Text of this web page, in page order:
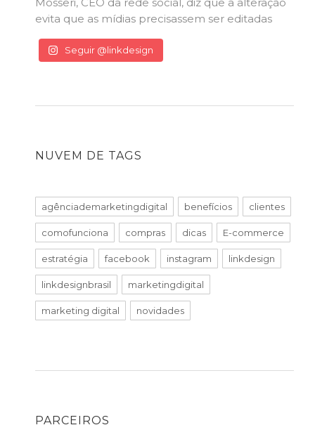
Seguir @linkdesign
NUVEM DE TAGS
agênciademarketingdigital benefícios clientes
comofunciona compras dicas E-commerce
estratégia facebook instagram linkdesign
linkdesignbrasil marketingdigital
marketing digital novidades
PARCEIROS